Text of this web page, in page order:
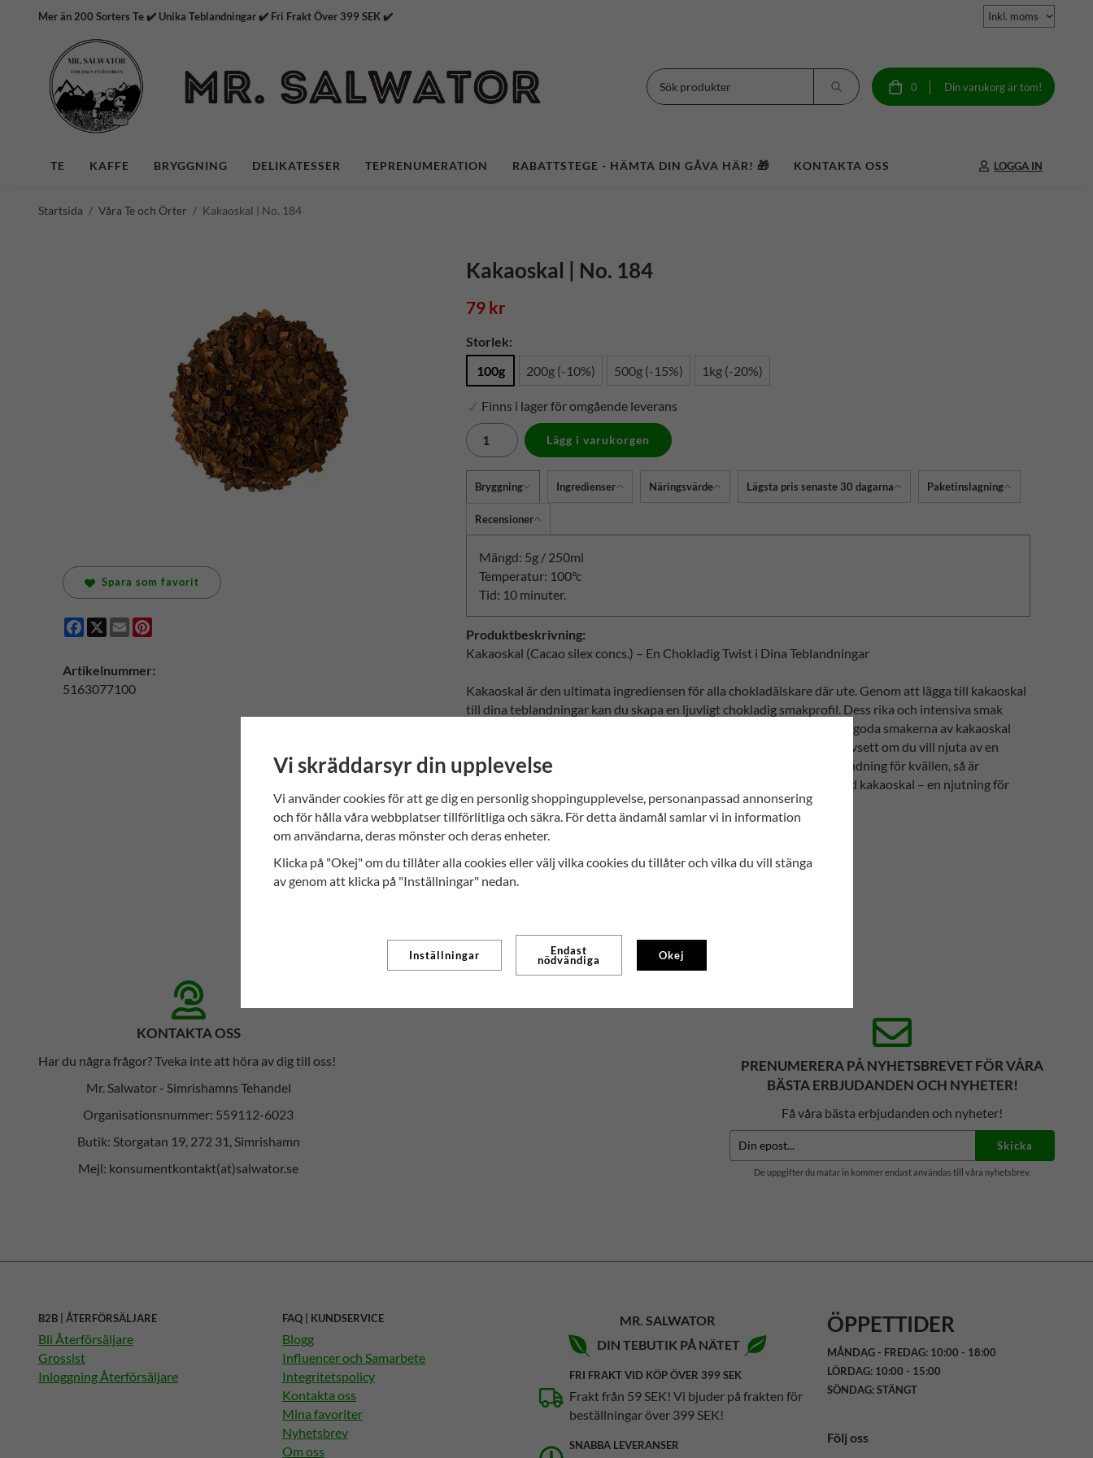
Mer än 200 Sorters Te ✔️ Unika Teblandningar ✔️ Fri Frakt Över 399 SEK ✔️
0 Din varukorg är tom!
TE KAFFE BRYGGNING DELIKATESSER TEPRENUMERATION RABATTSTEGE - HÄMTA DIN GÅVA HÄR! 🎁 KONTAKTA OSS LOGGA IN
Startsida / Våra Te och Örter / Kakaoskal | No. 184
Kakaoskal | No. 184
79 kr
Storlek:
100g
200g (-10%) 500g (-15%) 1kg (-20%)
Finns i lager för omgående leverans
Lägg i varukorgen
Bryggning Ingredienser Näringsvärde Lägsta pris senaste 30 dagarna Paketinslagning
Recensioner
Mängd: 5g / 250ml
Temperatur: 100°c
Tid: 10 minuter.
Produktbeskrivning:
Kakaoskal (Cacao silex concs.) – En Chokladig Twist i Dina Teblandningar
Kakaoskal är den ultimata ingrediensen för alla chokladälskare där ute. Genom att lägga till kakaoskal
till dina teblandningar kan du skapa en ljuvligt chokladig smakprofil. Dess rika och intensiva smak
kommer att ge ditt te en varm och välkomnande karaktär. Utforska de goda smakerna av kakaoskal
och låt den föra dig på en resa genom chokladens underbara värld. Oavsett om du vill njuta av en
chokladig kopp te på morgonen eller skapa en lugnande chokladteblandning för kvällen, så är
kakaoskal den perfekta ingrediensen. Ge ditt te en chokladig twist med kakaoskal – en njutning för
alla sinnen.
Spara som favorit
Facebook
X Email
Artikelnummer:
5163077100
KONTAKTA OSS
Har du några frågor? Tveka inte att höra av dig till oss!
Mr. Salwator - Simrishamns Tehandel
Organisationsnummer: 559112-6023
Butik: Storgatan 19, 272 31, Simrishamn
Mejl: konsumentkontakt(at)salwator.se
PRENUMERERA PÅ NYHETSBREVET FÖR VÅRA
BÄSTA ERBJUDANDEN OCH NYHETER!
Få våra bästa erbjudanden och nyheter!
Skicka
De uppgifter du matar in kommer endast användas till våra nyhetsbrev.
B2B | ÅTERFÖRSÄLJARE
Bli Återförsäljare
Grossist
Inloggning Återförsäljare
FAQ | KUNDSERVICE
Blogg
Influencer och Samarbete
Integritetspolicy
Kontakta oss
Mina favoriter
Nyhetsbrev
Om oss
MR. SALWATOR
DIN TEBUTIK PÅ NÄTET
FRI FRAKT VID KÖP ÖVER 399 SEK
Frakt från 59 SEK! Vi bjuder på frakten för
beställningar över 399 SEK!
SNABBA LEVERANSER
ÖPPETTIDER
MÅNDAG - FREDAG: 10:00 - 18:00
LÖRDAG: 10:00 - 15:00
SÖNDAG: STÄNGT
Följ oss
Vi skräddarsyr din upplevelse
Vi använder cookies för att ge dig en personlig shoppingupplevelse, personanpassad annonsering
och för hålla våra webbplatser tillförlitliga och säkra. För detta ändamål samlar vi in information
om användarna, deras mönster och deras enheter.
Klicka på "Okej" om du tillåter alla cookies eller välj vilka cookies du tillåter och vilka du vill stänga
av genom att klicka på "Inställningar" nedan.
Inställningar Endast
nödvändiga Okej